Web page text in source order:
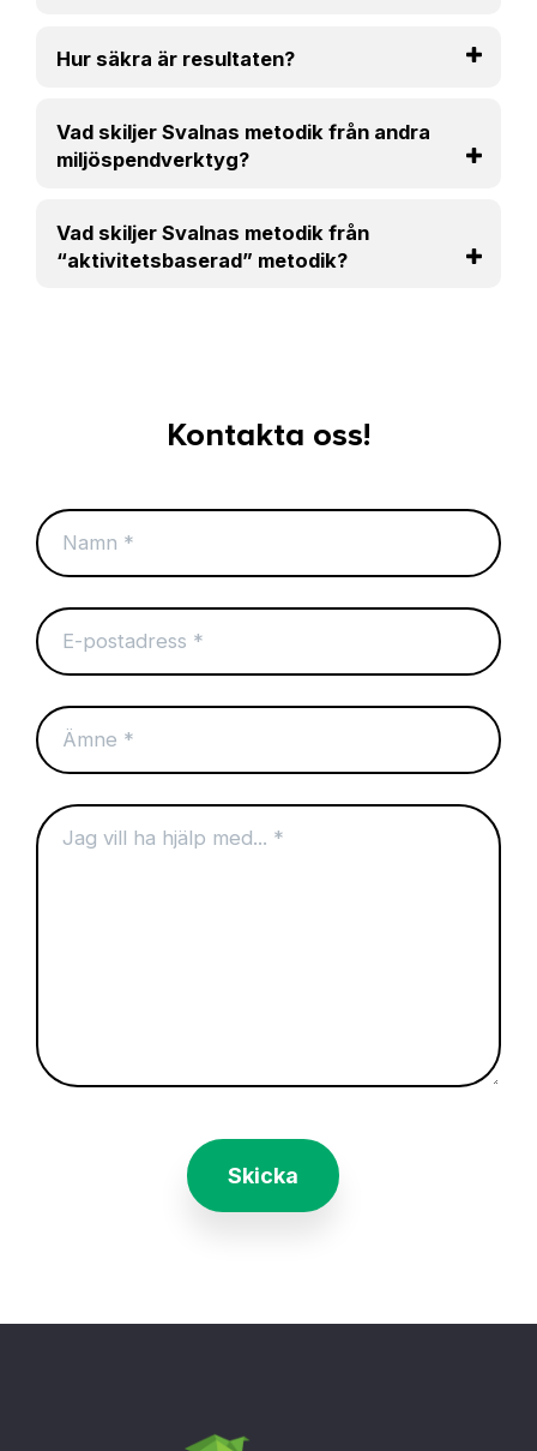
Hur säkra är resultaten?
Vad skiljer Svalnas metodik från andra
miljöspendverktyg?
Vad skiljer Svalnas metodik från
“aktivitetsbaserad” metodik?
Kontakta oss!
Skicka